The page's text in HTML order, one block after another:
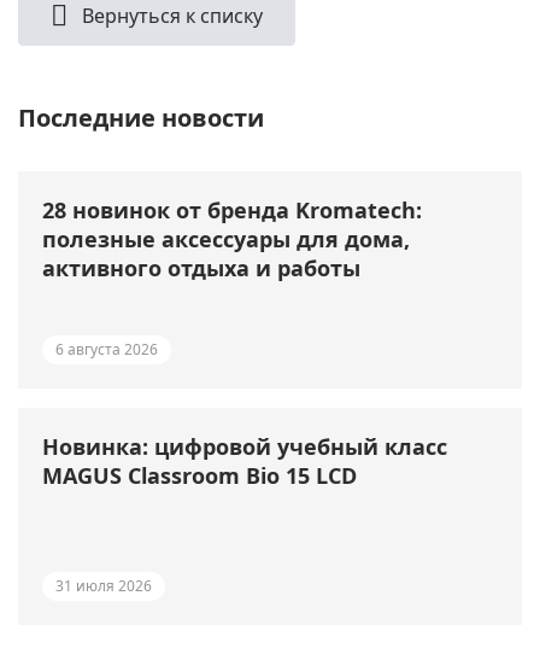
Вернуться к списку
Последние новости
28 новинок от бренда Kromatech:
полезные аксессуары для дома,
активного отдыха и работы
6 августа 2026
Новинка: цифровой учебный класс
MAGUS Classroom Bio 15 LCD
31 июля 2026